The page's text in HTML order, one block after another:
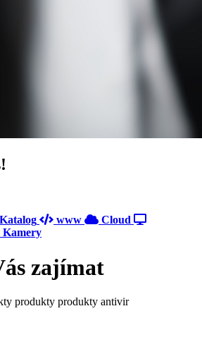
Katalog www
Cloud
Kamery
zajímat
produkty produkty antivir